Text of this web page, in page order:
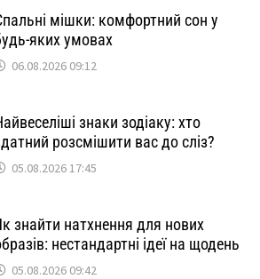
мішки: комфортний сон у
яких умовах
06.08.2026 09:12
знаки зодіаку: хто
розсмішити вас до сліз?
05.08.2026 17:45
знайти натхнення для нових
нестандартні ідеї на щодень
05.08.2026 09:42